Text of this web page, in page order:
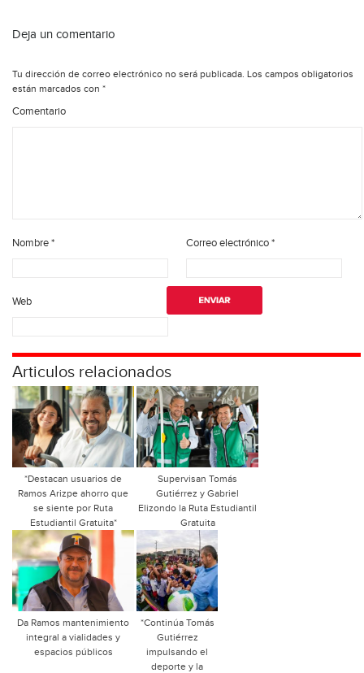
Deja un comentario
Tu dirección de correo electrónico no será publicada. Los campos obligatorios
están marcados con *
Comentario
Nombre* Correo electrónico*
Web
Articulos relacionados
*Destacan usuarios de
Ramos Arizpe ahorro que
se siente por Ruta
Estudiantil Gratuita*
Supervisan Tomás
Gutiérrez y Gabriel
Elizondo la Ruta Estudiantil
Gratuita
Da Ramos mantenimiento
integral a vialidades y
espacios públicos
*Continúa Tomás
Gutiérrez
impulsando el
deporte y la